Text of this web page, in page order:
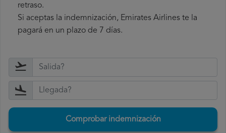
retraso.
Si aceptas la indemnización, Emirates Airlines te la
pagará en un plazo de 7 días.
Comprobar indemnización